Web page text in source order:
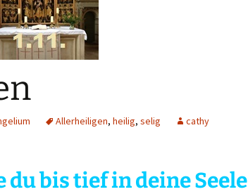
Schuld
bin der, der dir Leben
bin der, der für dich
Allerheiligen, heilig, selig cathy
du bis tief in deine Seele